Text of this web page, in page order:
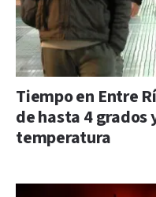
Tiempo en Entre
de hasta 4 grados
temperatura